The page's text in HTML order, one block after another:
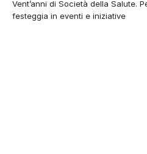
Vent’anni di Società della Salute.
festeggia in eventi e iniziative